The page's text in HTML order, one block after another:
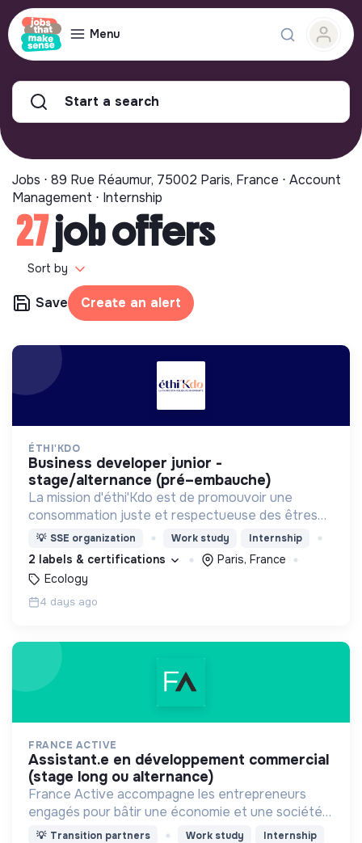
Menu
Start a search
Jobs ⋅ 89 Rue Réaumur, 75002 Paris, France ⋅ Account
Management ⋅ Internship
27job offers
Sort by
Save Create an alert
ÉTHI'KDO
business developer junior -
stage/alternance (pré–embauche)
La mission d'éthi'Kdo est de promouvoir une
consommation juste et respectueuse des êtres
vivants et de la planète
💡 SSE organization Work study Internship
2 labels & certifications
Paris, France
Ecology
4 days ago
FRANCE ACTIVE
assistant.e en développement commercial
(stage long ou alternance)
France Active accompagne les entrepreneurs
engagés pour bâtir une économie et une société
plus inclusive et plus durable.
💡 Transition partners Work study Internship